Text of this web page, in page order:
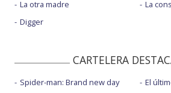
La otra madre
Digger
La
CARTELERA
Spider-man: Brand new day
El